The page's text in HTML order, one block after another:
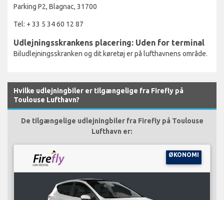
Parking P2, Blagnac, 31700
Tel: + 33 5 34 60 12 87
Udlejningsskrankens placering: Uden for terminal
Biludlejningsskranken og dit køretøj er på lufthavnens område.
Hvilke udlejningbiler er tilgængelige fra Firefly på
Toulouse Lufthavn?
De tilgængelige udlejningbiler fra Firefly på Toulouse
Lufthavn er:
ØKONOMI